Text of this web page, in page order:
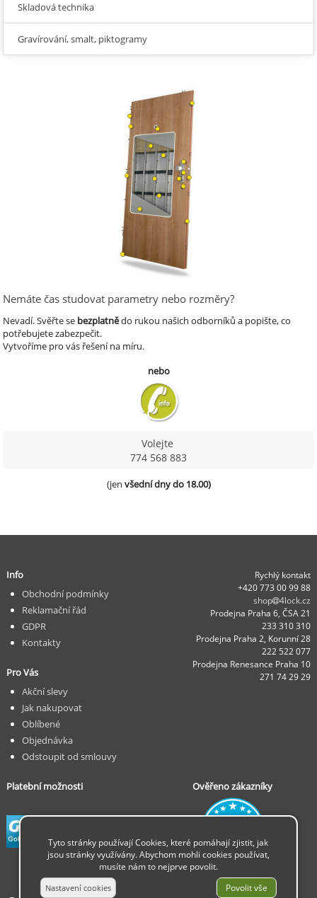
Skladová technika
Gravírování, smalt, piktogramy
Nemáte čas studovat parametry nebo rozměry?
Nevadí.Svěřte se bezplatnědo rukou našich odborníků a popište, co
potřebujete zabezpečit.
Vytvoříme pro vás řešení na míru.
nebo
Volejte
774 568 883
(jen všední dny do 18.00)
Rychlý kontakt
+420 773 00 99 88
shop
4lock.cz
Prodejna Praha 6, ČSA 21
233 310 310
Prodejna Praha 2, Korunní 28
222 522 077
Prodejna Renesance Praha 10
271 74 29 29
Info
Obchodní podmínky
Reklamační řád
GDPR
Kontakty
Pro Vás
Akční slevy
Jak nakupovat
Oblíbené
Objednávka
Odstoupit od smlouvy
Platební možnosti Ověřeno zákazníky
Tyto stránky používají Cookies, které pomáhají zjistit, jak
jsou stránky využívány. Abychom mohli cookies používat,
musíte nám to nejprve povolit.